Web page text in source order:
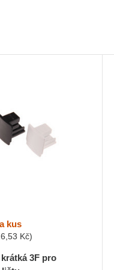
kus
Kč)
3F pro